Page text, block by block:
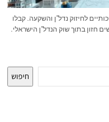
לחיזוק נדל"ן והשקעה. קבלו
חזון בתוך שוק הנדל"ן הישראלי.
חיפוש